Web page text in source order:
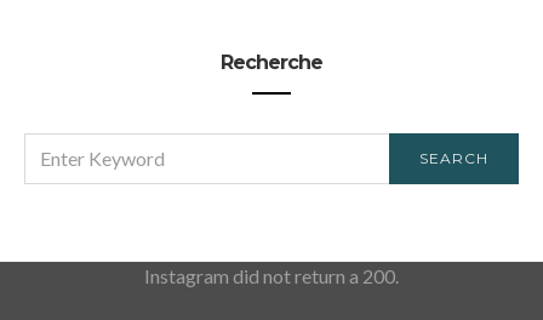
Recherche
FOR:
SEARCH
Instagram did not return a 200.